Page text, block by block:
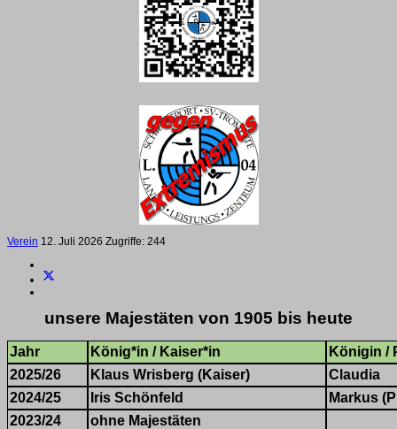
Verein 12. Juli 2026 Zugriffe: 244
unsere Majestäten von 1905 bis heute
Jahr König*in / Kaiser*in
Königin /
2025/26
Klaus Wrisberg (Kaiser)
Claudia
2024/25
Iris Schönfeld
Markus
2023/24
ohne Majestäten